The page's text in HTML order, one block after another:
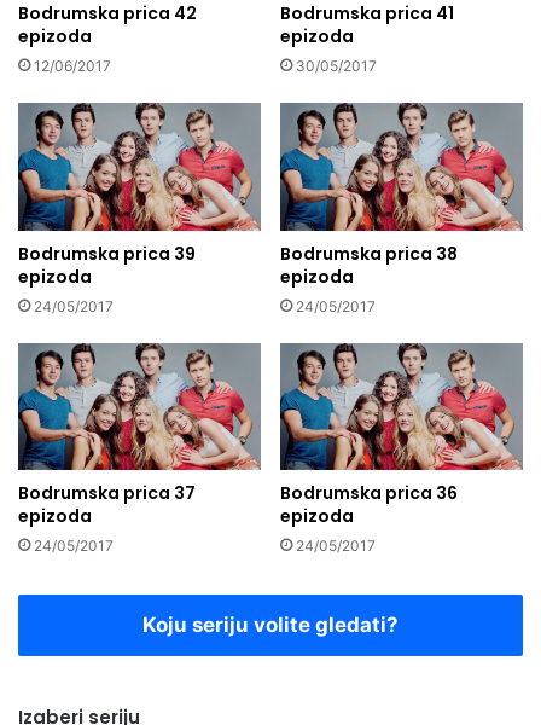
Bodrumska prica 42
epizoda
12/06/2017
Bodrumska prica 41
epizoda
30/05/2017
Bodrumska prica 39
epizoda
24/05/2017
Bodrumska prica 38
epizoda
24/05/2017
Bodrumska prica 37
epizoda
24/05/2017
Bodrumska prica 36
epizoda
24/05/2017
Koju seriju volite gledati?
Izaberi seriju